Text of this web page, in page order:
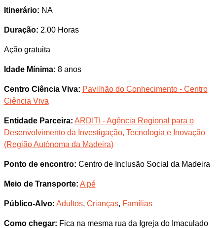
Itinerário: NA
Duração: 2.00 Horas
Ação gratuita
Idade Mínima: 8 anos
Centro Ciência Viva: Pavilhão do Conhecimento - Centro
Ciência Viva
Entidade Parceira: ARDITI - Agência Regional para o
Desenvolvimento da Investigação, Tecnologia e Inovação
(Região Autónoma da Madeira)
Ponto de encontro: Centro de Inclusão Social da Madeira
Meio de Transporte: A pé
Público-Alvo: Adultos, Crianças, Famílias
Como chegar: Fica na mesma rua da Igreja do Imaculado